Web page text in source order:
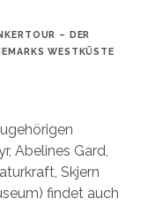
– DER
WESTKÜSTE
Abelines Gard,
Skjern
findet auch